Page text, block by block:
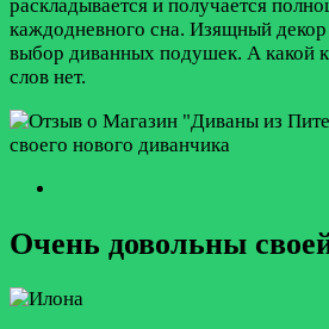
раскладывается и получается
каждодневного сна. Изящный декор
выбор диванных подушек. А какой
слов нет.
Очень довольны